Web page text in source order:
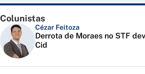
Colunistas
Cézar Feitoza
Derrota de Moraes no STF
Cid